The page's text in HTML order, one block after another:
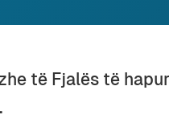
diçka nëpërmjet
përpjekjet tona.
të Fjalës të